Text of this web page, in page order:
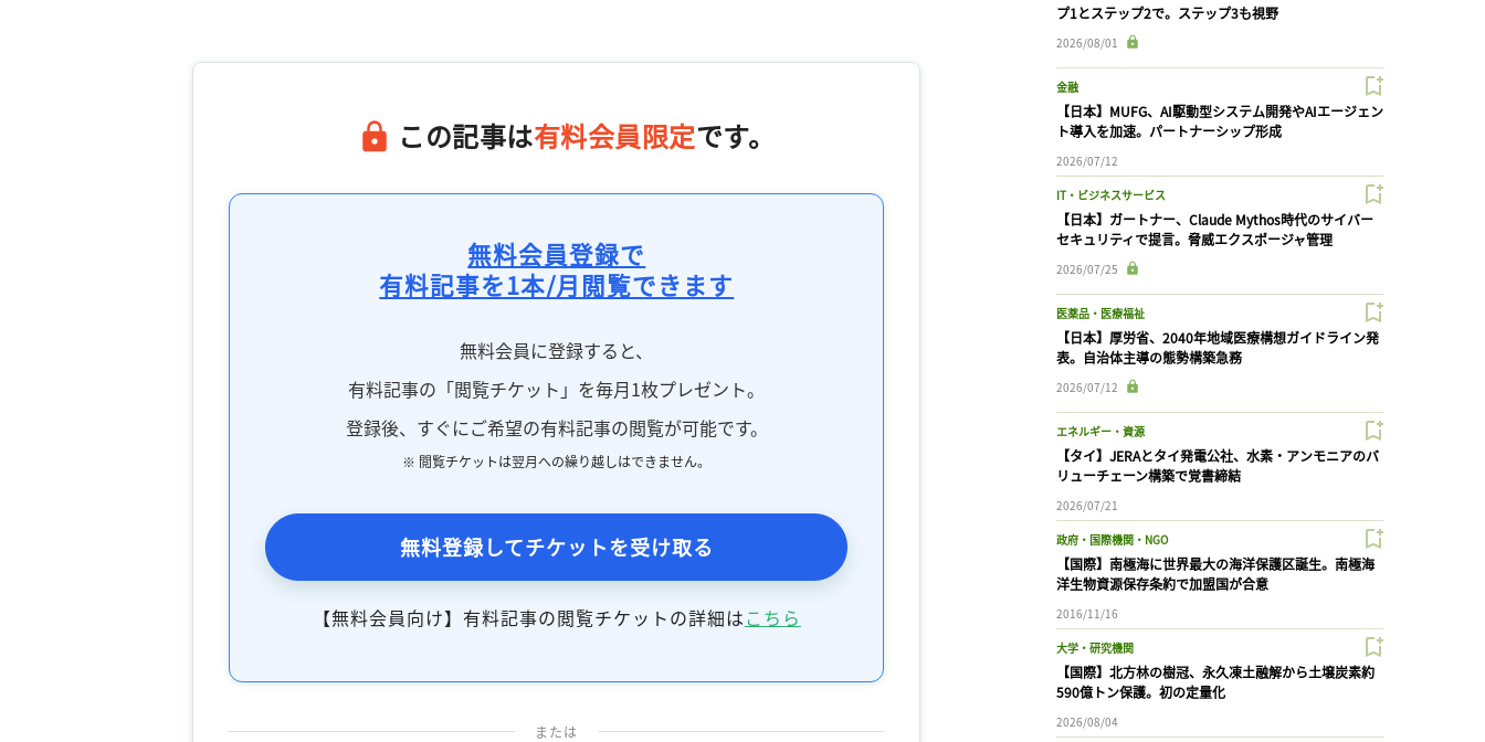
この記事は有料会員限定です。
無料会員登録で
有料記事を1本/月閲覧できます
無料会員に登録すると、
有料記事の「閲覧チケット」を毎月1枚プレゼント。
登録後、すぐにご希望の有料記事の閲覧が可能です。
※ 閲覧チケットは翌月への繰り越しはできません。
無料登録してチケットを受け取る
【無料会員向け】有料記事の閲覧チケットの詳細はこちら
または
プ1とステップ2で。ステップ3も視野
2026/08/01
金融
【日本】MUFG、AI駆動型システム開発やAIエージェン
ト導入を加速。パートナーシップ形成
2026/07/12
IT・ビジネスサービス
【日本】ガートナー、Claude Mythos時代のサイバー
セキュリティで提言。脅威エクスポージャ管理
2026/07/25
医薬品・医療福祉
【日本】厚労省、2040年地域医療構想ガイドライン発
表。自治体主導の態勢構築急務
2026/07/12
エネルギー・資源
【タイ】JERAとタイ発電公社、水素・アンモニアのバ
リューチェーン構築で覚書締結
2026/07/21
政府・国際機関・NGO
【国際】南極海に世界最大の海洋保護区誕生。南極海
洋生物資源保存条約で加盟国が合意
2016/11/16
大学・研究機関
【国際】北方林の樹冠、永久凍土融解から土壌炭素約
590億トン保護。初の定量化
2026/08/04